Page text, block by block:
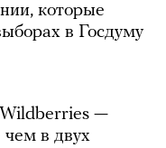
которые
в Госдуму
Wildberries —
чем в двух